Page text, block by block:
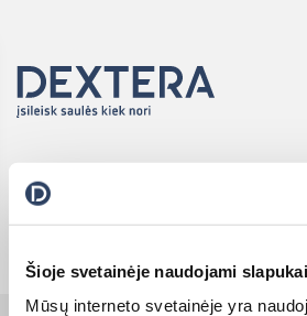
Šioje svetainėje naudojami slapukai
Mūsų interneto svetainėje yra